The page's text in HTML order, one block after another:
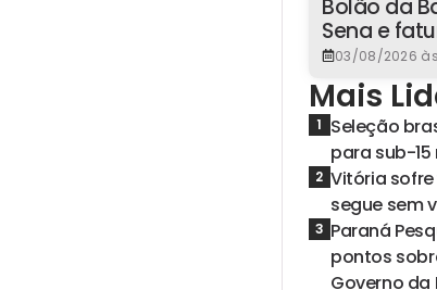
Bolão da
Sena e
03/08/2026
Mais
1 Seleção
para sub-
2 Vitória
segue sem
3 Paraná
pontos
Governo da